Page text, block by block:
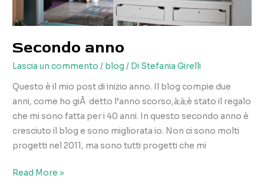
Secondo anno
Lascia un commento / blog / Di Stefania Girelli
Questo è il mio post di inizio anno. Il blog compie due
anni, come ho giÃ detto l’anno scorso,à;à;è stato il regalo
che mi sono fatta per i 40 anni. In questo secondo anno è
cresciuto il blog e sono migliorata io. Non ci sono molti
progetti nel 2011, ma sono tutti progetti che mi
Secondo
Read More »